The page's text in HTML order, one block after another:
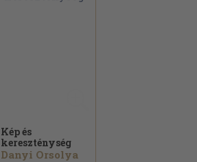
Kép és
kereszténység
Danyi Orsolya